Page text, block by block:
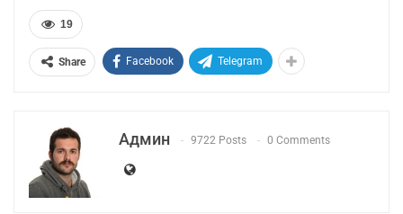
19
Share Facebook Telegram
Админ 9722 Posts 0 Comments